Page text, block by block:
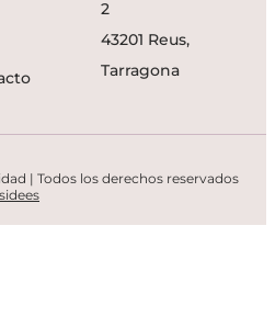
2
43201 Reus,
Tarragona
| Todos los derechos reservados